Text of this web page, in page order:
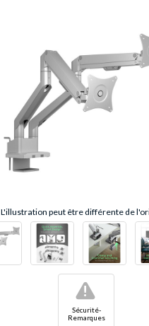
L'illustration peut être différente de
Sécurité-
Remarques
!